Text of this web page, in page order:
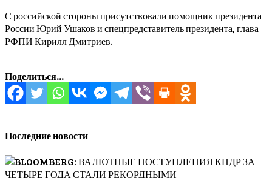
С российской стороны присутствовали помощник президента
России Юрий Ушаков и спецпредставитель президента, глава
РФПИ Кирилл Дмитриев.
Поделиться...
Последние новости